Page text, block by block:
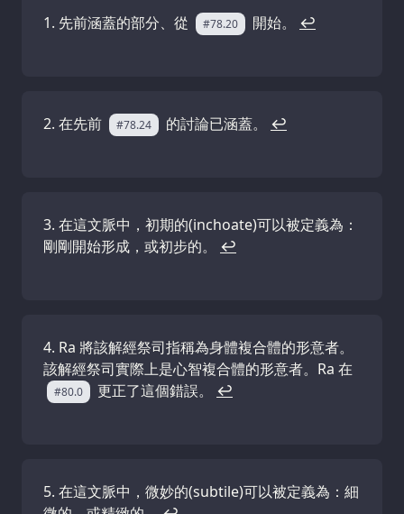
先前涵蓋的部分、從 #78.20 開始。 ↩
在先前 #78.24 的討論已涵蓋。 ↩
在這文脈中，初期的(inchoate)可以被定義為：
剛剛開始形成，或初步的。 ↩
Ra 將該解經祭司指稱為身體複合體的形意者。
該解經祭司實際上是心智複合體的形意者。Ra 在
#80.0 更正了這個錯誤。 ↩
在這文脈中，微妙的(subtile)可以被定義為：細